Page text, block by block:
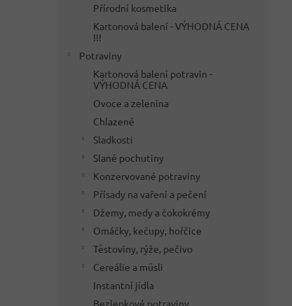
Přírodní kosmetika
Kartonová balení - VÝHODNÁ CENA
!!!
Potraviny
Kartonová balení potravin -
VÝHODNÁ CENA
Ovoce a zelenina
Chlazené
Sladkosti
Slané pochutiny
Konzervované potraviny
Přísady na vaření a pečení
Džemy, medy a čokokrémy
Omáčky, kečupy, hořčice
Těstoviny, rýže, pečivo
Cereálie a müsli
Instantní jídla
Bezlepkové potraviny